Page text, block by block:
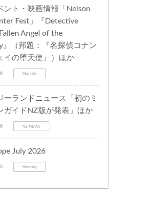
ント・映画情報「Nelson
Fest」『Detective
Angel of the
』（邦題：『名探偵コナン
イの堕天使』）ほか
Monthly
ーランドニュース「初のミ
ガイドNZ版が発表」ほか
NZ NEWS
July 2026
Monthly